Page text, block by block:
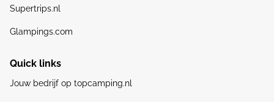
Supertrips.nl
Glampings.com
Quick links
Jouw bedrijf op topcamping.nl